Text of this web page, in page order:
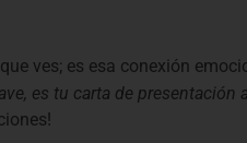
ves; es esa conexión
es tu carta de presentación